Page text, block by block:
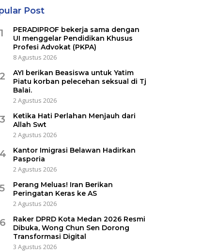
Post
PERADIPROF bekerja sama dengan
UI menggelar Pendidikan Khusus
Profesi Advokat (PKPA)
8 Agustus 2026
AYI berikan Beasiswa untuk Yatim
Piatu korban pelecehan seksual di Tj
Balai.
2 Agustus 2026
Ketika Hati Perlahan Menjauh dari
Allah Swt
2 Agustus 2026
Kantor Imigrasi Belawan Hadirkan
Pasporia
2 Agustus 2026
Perang Meluas! Iran Berikan
Peringatan Keras ke AS
2 Agustus 2026
Raker DPRD Kota Medan 2026 Resmi
Dibuka, Wong Chun Sen Dorong
Transformasi Digital
3 Agustus 2026